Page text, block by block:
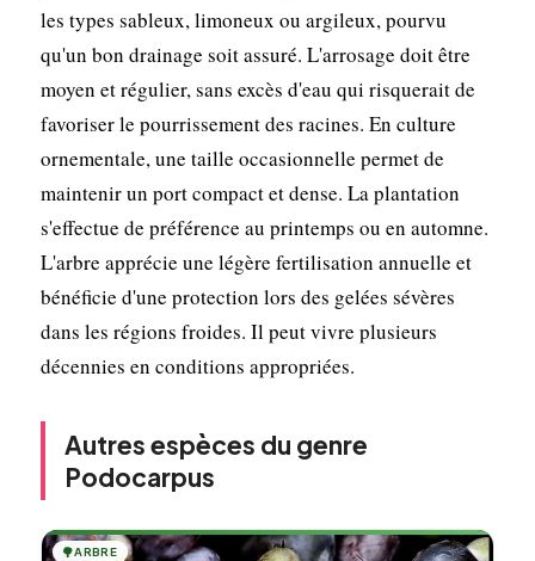
les types sableux, limoneux ou argileux, pourvu
qu'un bon drainage soit assuré. L'arrosage doit être
moyen et régulier, sans excès d'eau qui risquerait de
favoriser le pourrissement des racines. En culture
ornementale, une taille occasionnelle permet de
maintenir un port compact et dense. La plantation
s'effectue de préférence au printemps ou en automne.
L'arbre apprécie une légère fertilisation annuelle et
bénéficie d'une protection lors des gelées sévères
dans les régions froides. Il peut vivre plusieurs
décennies en conditions appropriées.
Autres espèces du genre
Podocarpus
🌳ARBRE